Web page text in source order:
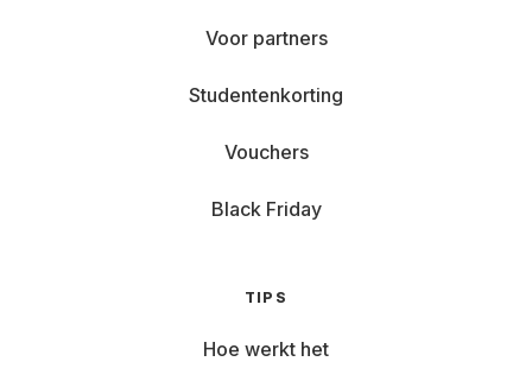
Voor partners
Studentenkorting
Vouchers
Black Friday
TIPS
Hoe werkt het